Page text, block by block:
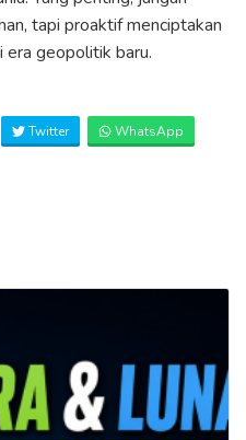
tapi proaktif menciptakan
geopolitik baru.
Twitter WhatsApp